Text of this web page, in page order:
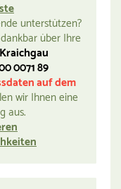
unterstützen?
über Ihre
0071 89
auf dem
wir Ihnen eine
aus.